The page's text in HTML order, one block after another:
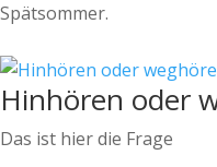
Spätsommer.
Hinhören oder
Das ist hier die Frage